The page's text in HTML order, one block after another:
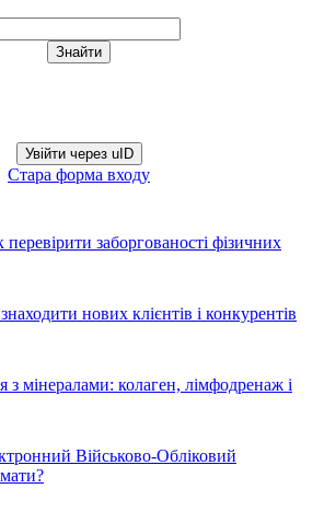
Увійти через uID
Стара форма входу
заборгованості фізичних
нових клієнтів і конкурентів
мінералами: колаген, лімфодренаж і
Військово-Обліковий